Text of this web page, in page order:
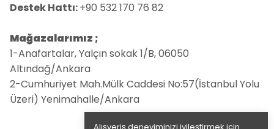
Destek Hattı:+90 532 170 76 82
Mağazalarımız ;
1-Anafartalar, Yalçın sokak 1/B, 06050
Altındağ/Ankara
2-Cumhuriyet Mah.Mülk Caddesi No:57(İstanbul Yolu
Üzeri) Yenimahalle/Ankara